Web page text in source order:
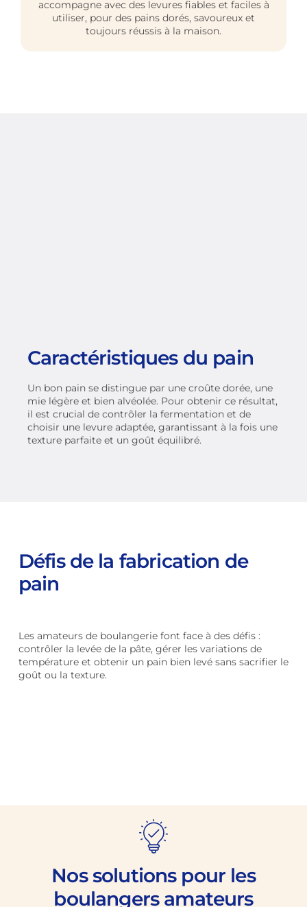
accompagne avec des levures fiables et faciles à
utiliser, pour des pains dorés, savoureux et
toujours réussis à la maison.
Caractéristiques du pain
Un bon pain se distingue par une croûte dorée, une
mie légère et bien alvéolée. Pour obtenir ce résultat,
il est crucial de contrôler la fermentation et de
choisir une levure adaptée, garantissant à la fois une
texture parfaite et un goût équilibré.
Défis de la fabrication de
pain
Les amateurs de boulangerie font face à des défis :
contrôler la levée de la pâte, gérer les variations de
température et obtenir un pain bien levé sans sacrifier le
goût ou la texture.
Nos solutions pour les
boulangers amateurs